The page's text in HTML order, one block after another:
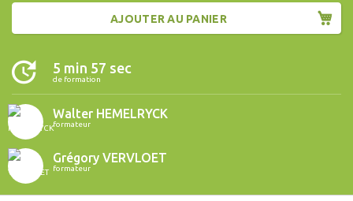
5 min 57 sec
de formation
Walter HEMELRYCK
formateur
Grégory VERVLOET
formateur
AJOUTER AU PANIER